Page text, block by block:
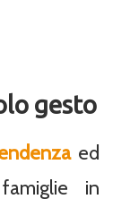
gesto
ed
in